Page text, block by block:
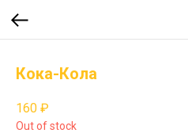
Кока-Кола
160 ₽
Out of stock